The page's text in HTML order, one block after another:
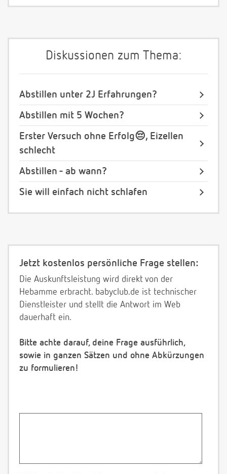
Diskussionen zum Thema:
Abstillen unter 2J Erfahrungen?
Abstillen mit 5 Wochen?
Erster Versuch ohne Erfolg😔, Eizellen
schlecht
Abstillen - ab wann?
Sie will einfach nicht schlafen
Jetzt kostenlos persönliche Frage stellen:
Die Auskunftsleistung wird direkt von der
Hebamme erbracht. babyclub.de ist technischer
Dienstleister und stellt die Antwort im Web
dauerhaft ein.
Bitte achte darauf, deine Frage ausführlich,
sowie in ganzen Sätzen und ohne Abkürzungen
zu formulieren!